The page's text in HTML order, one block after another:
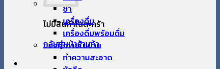
ไม่มีสินค้าในตะกร้า
กลับสู่หน้าร้านค้า
ชา
เครื่องดื่ม
เครื่องดื่มพร้อมดื่ม
ของใช้ภายในบ้าน
ทำความสะอาด